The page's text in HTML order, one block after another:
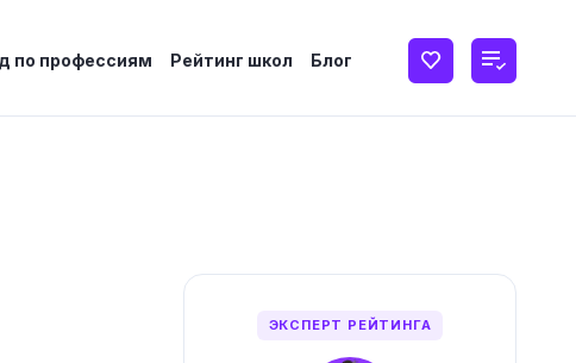
по профессиям Рейтинг школ Блог
ЭКСПЕРТ РЕЙТИНГА